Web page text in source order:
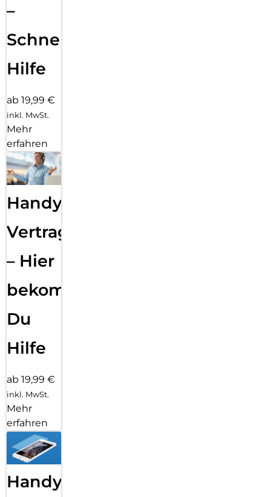
–
Schnelle
Hilfe
ab 19,99 €
inkl. MwSt.
Mehr
erfahren
Handy
Vertragsabwicklung
– Hier
bekommst
Du
Hilfe
ab 19,99 €
inkl. MwSt.
Mehr
erfahren
Handy